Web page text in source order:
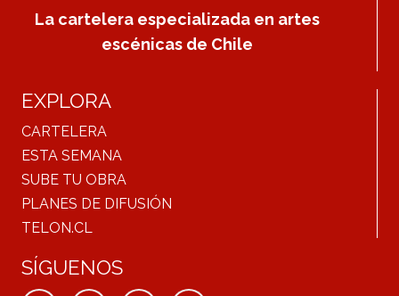
La cartelera especializada en artes
escénicas de Chile
EXPLORA
CARTELERA
ESTA SEMANA
SUBE TU OBRA
PLANES DE DIFUSIÓN
TELON.CL
SÍGUENOS